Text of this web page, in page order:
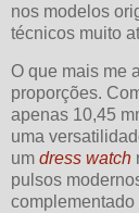
nos modelos
técnicos muito
O que mais me
proporções.
apenas 10,45
uma
um dress watch
pulsos